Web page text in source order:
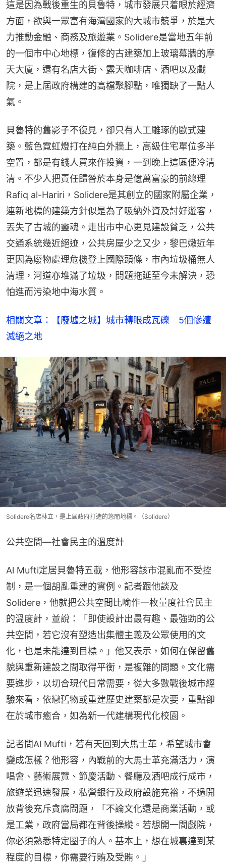
這是因為戰後重生的貝魯特，城市發展只着眼於經濟
方面，欲與一眾富有海灣國家的大城市競爭，於是大
力推動金融、商務及旅遊業。Solidere是當地五年前
的一個市中心地標，復修的古建築加上玻璃幕牆的摩
天大廈，還有名店大街、露天咖啡店、酒吧以及戲
院，是上屆政府構建的高檔聚腳點，唯獨缺了一點人
氣。
貝魯特的舊影子不復見，卻只有人工雕琢的歐式建
築。藍色霓虹燈打在純白外牆上，高級住宅單位多半
空置，都是有錢人買來作投資，一到晚上這區便冷清
清。不少人把責任歸咎於本身是億萬富豪的前總理
Rafiq al-Hariri，Solidere是其創立的國家附屬企業，
連新地標的建築方針似是為了吸納外資及討好遊客，
丟失了古城的靈魂。走出市中心更見建設貧乏，公共
交通系統幾近絕迹，公共房屋少之又少，黎巴嫩近年
更因為廢物處理危機登上國際頭條，市內垃圾桶無人
清理，河道亦堆滿了垃圾，問題拖延至今未解決，恐
怕進而污染地中海水質。
相關文章：【廢墟之城】城市轉眼成瓦礫　5個慘遭
滅絕之地
Solidere名店林立，是上屆政府打造的悠閒地標。（Solidere）
公共空間—社會民主的溫度計
Al Mufti定居貝魯特五載，他形容該市混亂而不受控
制，是一個胡亂重建的實例。記者跟他談及
Solidere，他就把公共空間比喻作一枚量度社會民主
的溫度計，並說：「即使設計出最有趣、最強勁的公
共空間，若它沒有塑造出集體主義及公眾使用的文
化，也是未能達到目標。」他又表示，如何在保留舊
貌與重新建設之間取得平衡，是複雜的問題。文化需
要進步，以切合現代日常需要，從大多數戰後城市經
驗來看，依戀舊物或重建歷史建築都是次要，重點卻
在於城市癒合，如為新一代建構現代化校園。
記者問Al Mufti，若有天回到大馬士革，希望城市會
變成怎樣？他形容，內戰前的大馬士革充滿活力，演
唱會、藝術展覽、節慶活動、餐廳及酒吧成行成市，
旅遊業迅速發展，私營銀行及政府設施充裕，不過開
放背後充斥貪腐問題，「不論文化還是商業活動，或
是工業，政府當局都在背後操縱。若想開一間戲院，
你必須熟悉特定圈子的人。基本上，想在城裏達到某
程度的目標，你需要行賄及受賄。」